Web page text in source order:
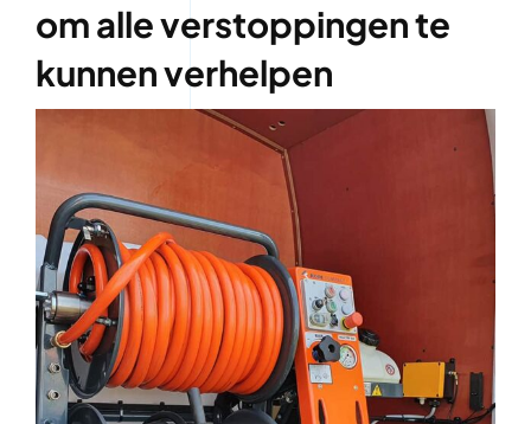
om alle verstoppingen te
kunnen verhelpen